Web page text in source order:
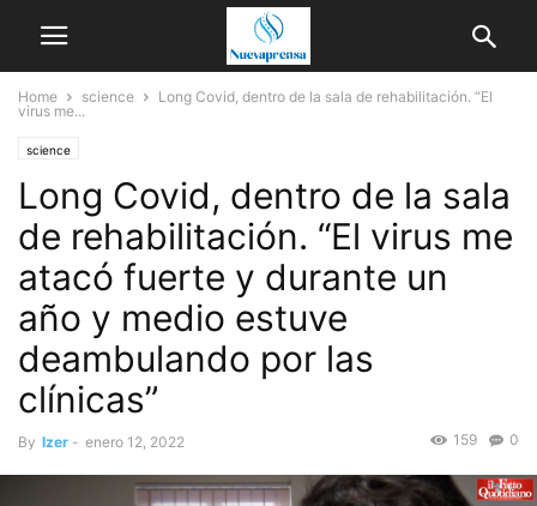
Home science
Long Covid, dentro de la sala de rehabilitación. “El
virus me...
science
Long Covid, dentro de la sala
de rehabilitación. “El virus me
atacó fuerte y durante un
año y medio estuve
deambulando por las
clínicas”
By Izer - enero 12, 2022 0
159